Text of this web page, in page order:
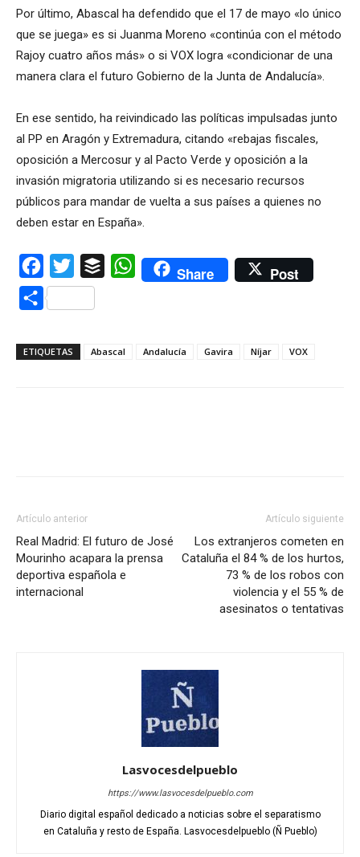
Por último, Abascal ha defendido que el 17 de mayo «lo único
que se juega» es si Juanma Moreno «continúa con el método
Rajoy cuatro años más» o si VOX logra «condicionar de una
manera clara el futuro Gobierno de la Junta de Andalucía».
En ese sentido, ha reivindicado las políticas impulsadas junto
al PP en Aragón y Extremadura, citando «rebajas fiscales,
oposición a Mercosur y al Pacto Verde y oposición a la
invasión migratoria utilizando si es necesario recursos
públicos para mandar de vuelta a sus países a quienes no
deben estar en España».
Facebook
Twitter Buffer WhatsAppShare Post
Compartir
ETIQUETAS Abascal Andalucía Gavira Níjar VOX
Artículo anterior
Real Madrid: El futuro de José
Mourinho acapara la prensa
deportiva española e
internacional
Artículo siguiente
Los extranjeros cometen en
Cataluña el 84 % de los hurtos,
73 % de los robos con
violencia y el 55 % de
asesinatos o tentativas
Lasvocesdelpueblo
https://www.lasvocesdelpueblo.com
Diario digital español dedicado a noticias sobre el separatismo
en Cataluña y resto de España. Lasvocesdelpueblo (Ñ Pueblo)